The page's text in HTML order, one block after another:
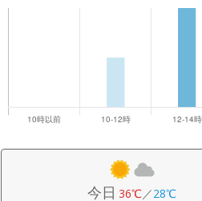
今日 36℃／28℃